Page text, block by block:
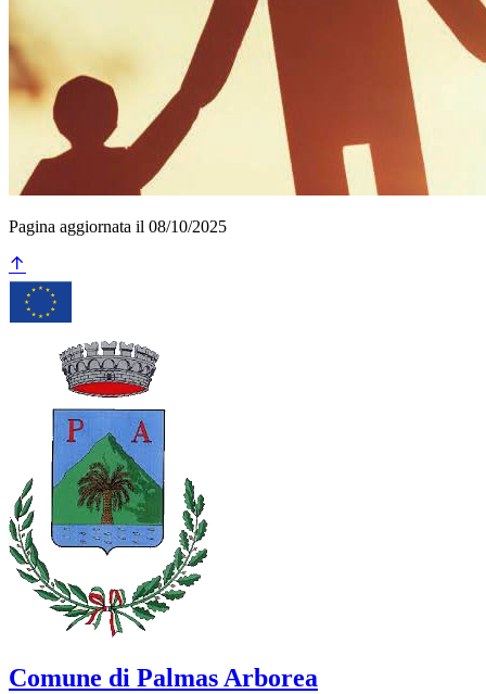
Pagina aggiornata il 08/10/2025
Comune di Palmas Arborea